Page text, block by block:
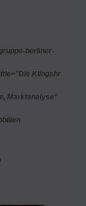
berliner-
Klingshr
Marktanalyse"